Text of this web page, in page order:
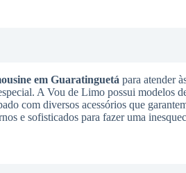
em Guaratinguetá para atender
A Vou de Limo possui modelos
com diversos acessórios que
e sofisticados para fazer uma